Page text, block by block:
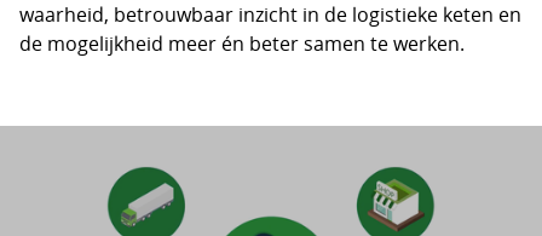
waarheid, betrouwbaar inzicht in de logistieke keten en
de mogelijkheid meer én beter samen te werken.